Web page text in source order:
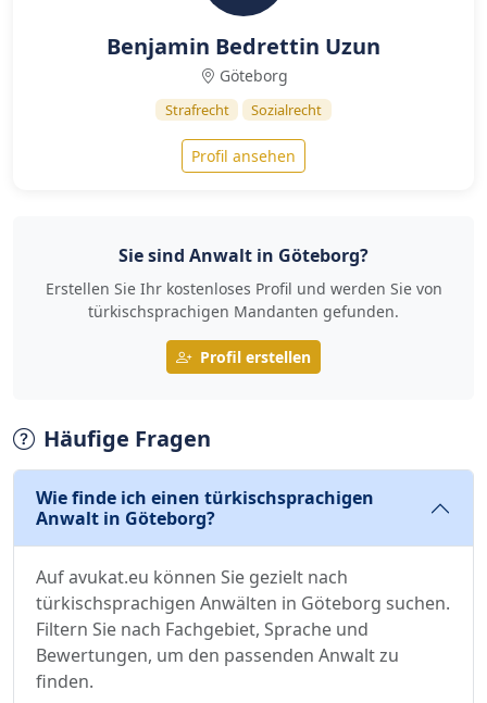
Benjamin Bedrettin Uzun
Göteborg
Strafrecht Sozialrecht
Profil ansehen
Sie sind Anwalt in Göteborg?
Erstellen Sie Ihr kostenloses Profil und werden Sie von
türkischsprachigen Mandanten gefunden.
Profil erstellen
Häufige Fragen
Wie finde ich einen türkischsprachigen
Anwalt in Göteborg?
Auf avukat.eu können Sie gezielt nach
türkischsprachigen Anwälten in Göteborg suchen.
Filtern Sie nach Fachgebiet, Sprache und
Bewertungen, um den passenden Anwalt zu
finden.